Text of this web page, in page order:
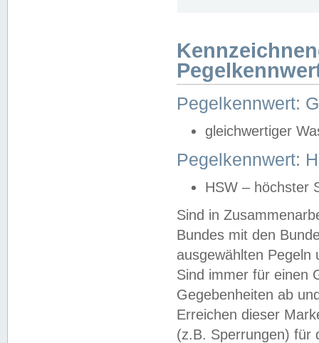
Pegelkennwert:
gleichwertiger
Pegelkennwert:
HSW – höchster
Sind in
Bundes mit den
ausgewählten
Sind immer für einen
Gegebenheiten ab
Erreichen dieser
(z.B. Sperrungen) für